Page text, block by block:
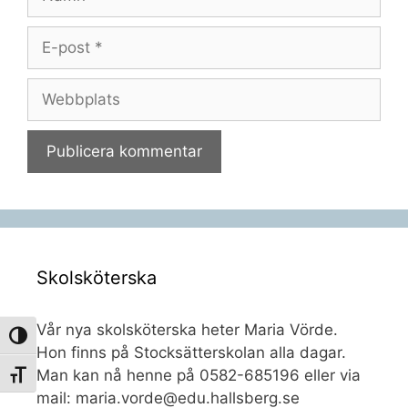
Slå på/av hög kontrast
Slå på/av textstorlek
Webbplats
Skolsköterska
Vår nya skolsköterska heter Maria Vörde.
Hon finns på Stocksätterskolan alla dagar.
Man kan nå henne på 0582-685196 eller via
mail: maria.vorde@edu.hallsberg.se